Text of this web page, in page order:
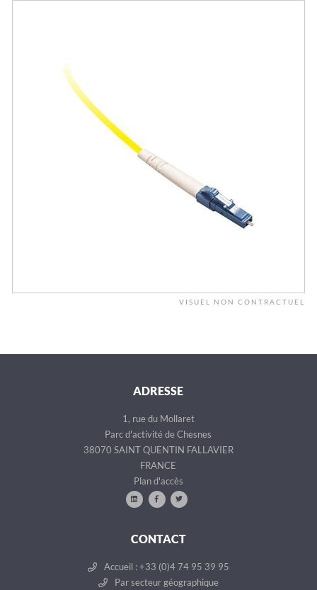
VISUEL NON CONTRACTUEL
ADRESSE
1, rue du Mollaret
Parc d'activité de Chesnes
38070 SAINT QUENTIN FALLAVIER
FRANCE
Plan d'accès
CONTACT
Accueil : +33 (0)4 74 95 39 95
Par secteur géographique